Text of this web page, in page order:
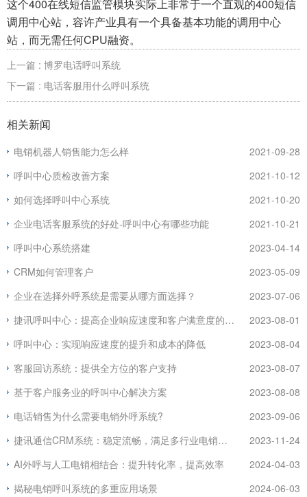
这个400在线短信监管模块实际上非常于一个直观的400短信
调用中心站，容许产业具有一个具备基本功能的调用中心
站，而无需任何CPU融资。
上一篇 : 博罗电话呼叫系统
下一篇 : 电话客服用什么呼叫系统
相关新闻
2021-09-28
电销机器人销售能力怎么样
2021-10-12
呼叫中心质检改善方案
2021-10-20
如何选择呼叫中心系统
2021-10-21
企业电话客服系统的好处-呼叫中心有哪些功能
2023-04-14
呼叫中心系统搭建
2023-05-09
CRM如何管理客户
2023-07-06
企业在选择外呼系统是需要从哪方面选择？
2023-08-01
捷讯呼叫中心：提高企业响应速度和客户满意度的利器
2023-08-04
呼叫中心：实现响应速度的提升和成本的降低
2023-08-07
客服回访系统：提供全方位的客户支持
2023-08-08
基于客户服务业的呼叫中心解决方案
2023-09-06
电话销售为什么需要电销外呼系统?
2023-11-24
捷讯通信CRM系统：稳定流畅，满足多行业电销需求
2024-04-03
AI外呼与人工电销相结合：提升转化率，提高效率
2024-06-03
揭秘电销呼叫系统的多重应用场景